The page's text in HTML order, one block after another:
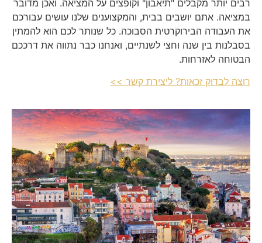
רבים יותר מקבלים "תיאבון" וקופצים על המציאה. ואכן מדובר
במציאה. אתם יושבים בבית, והמקצוענים שלנו עושים עבורכם
את העבודה הבירוקרטית הסבוכה. כל שנותר לכם הוא להמתין
בסבלנות בין שנה וחצי לשנתיים, ואנחנו כבר נתווה את דרככם
הבטוחה לאזרחות.
רוצה לבדוק זכאות? ליצירת קשר >>